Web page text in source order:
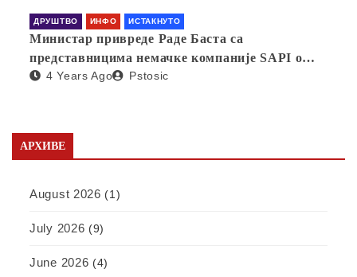
ДРУШТВО ИНФО ИСТАКНУТО
Министар привреде Раде Баста са
представницима немачке компаније SAPI о
отварању фабрике у Србији
4 Years Ago Pstosic
АРХИВЕ
August 2026 (1)
July 2026 (9)
June 2026 (4)